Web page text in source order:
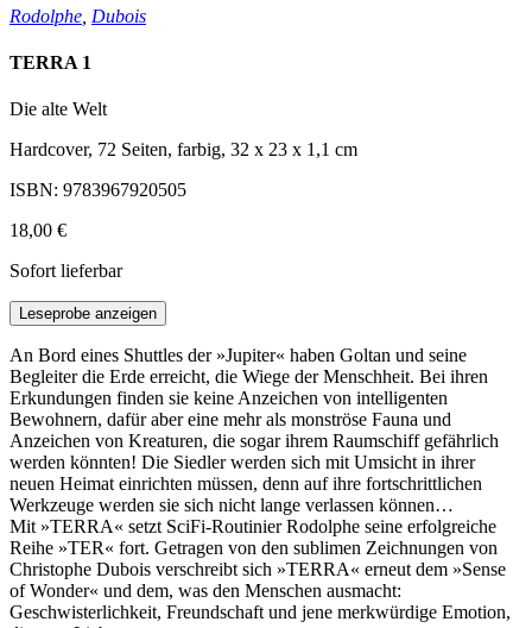
Rodolphe Dubois
TERRA 1
Die alte Welt
Hardcover, 72 Seiten, farbig, 32 x 23 x 1,1 cm
ISBN: 9783967920505
18,00 €
Sofort lieferbar
Leseprobe anzeigen
An Bord eines Shuttles der »Jupiter« haben Goltan und seine
Begleiter die Erde erreicht, die Wiege der Menschheit. Bei ihren
Erkundungen finden sie keine Anzeichen von intelligenten
Bewohnern, dafür aber eine mehr als monströse Fauna und
Anzeichen von Kreaturen, die sogar ihrem Raumschiff gefährlich
werden könnten! Die Siedler werden sich mit Umsicht in ihrer
neuen Heimat einrichten müssen, denn auf ihre fortschrittlichen
Werkzeuge werden sie sich nicht lange verlassen können…
Mit »TERRA« setzt SciFi-Routinier Rodolphe seine erfolgreiche
Reihe »TER« fort. Getragen von den sublimen Zeichnungen von
Christophe Dubois verschreibt sich »TERRA« erneut dem »Sense
of Wonder« und dem, was den Menschen ausmacht:
Geschwisterlichkeit, Freundschaft und jene merkwürdige Emotion,